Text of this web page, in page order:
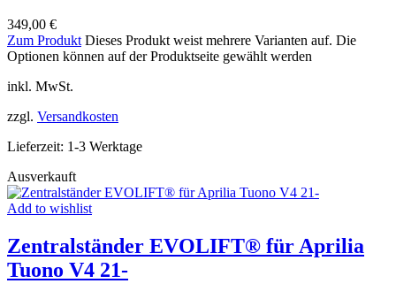
349,00 €
Zum Produkt Dieses Produkt weist mehrere Varianten auf. Die
Optionen können auf der Produktseite gewählt werden
inkl. MwSt.
zzgl. Versandkosten
Lieferzeit: 1-3 Werktage
Ausverkauft
Add to wishlist
Zentralständer EVOLIFT® für Aprilia
Tuono V4 21-